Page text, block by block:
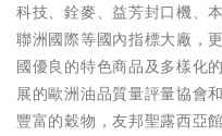
科技、銓麥、益芳封口機、
聯洲國際等國內指標大廠，
國優良的特色商品及多樣化
展的歐洲油品質量評量協會
豐富的穀物，友邦聖露西亞